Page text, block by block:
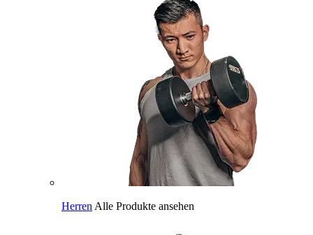
Herren Alle Produkte ansehen